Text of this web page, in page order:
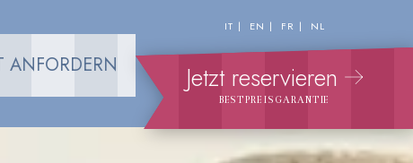
ANFORDERN
IT EN FR NL
Jetzt reservieren
BESTPREISGARANTIE